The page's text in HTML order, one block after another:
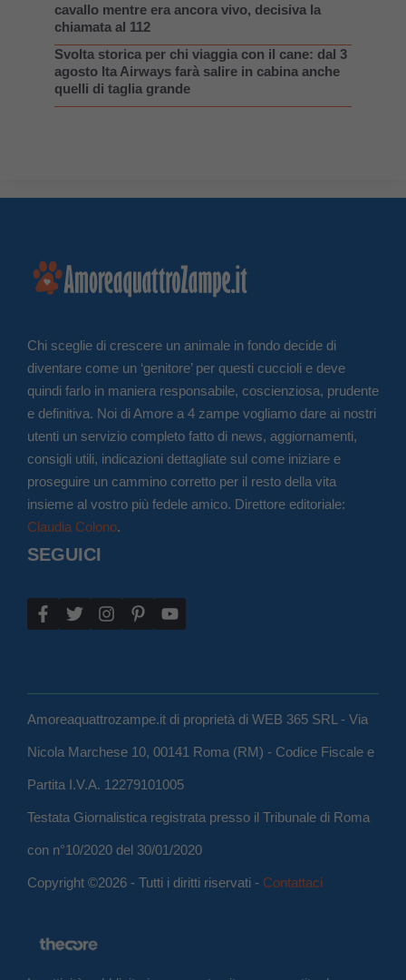
cavallo mentre era ancora vivo, decisiva la
chiamata al 112
Svolta storica per chi viaggia con il cane: dal 3
agosto Ita Airways farà salire in cabina anche
quelli di taglia grande
Chi sceglie di crescere un animale in fondo decide di
diventare come un ‘genitore’ per questi cuccioli e deve
quindi farlo in maniera responsabile, coscienziosa, prudente
e definitiva. Noi di Amore a 4 zampe vogliamo dare ai nostri
utenti un servizio completo fatto di news, aggiornamenti,
consigli utili, indicazioni dettagliate sul come iniziare e
proseguire un cammino corretto per il resto della vita
insieme al vostro più fedele amico. Direttore editoriale:
Claudia Colono.
SEGUICI
Amoreaquattrozampe.it di proprietà di WEB 365 SRL - Via
Nicola Marchese 10, 00141 Roma (RM) - Codice Fiscale e
Partita I.V.A. 12279101005
Testata Giornalistica registrata presso il Tribunale di Roma
con n°10/2020 del 30/01/2020
Copyright ©2026 - Tutti i diritti riservati - Contattaci